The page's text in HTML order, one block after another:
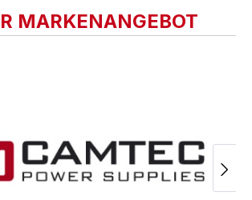
MARKENANGEBOT